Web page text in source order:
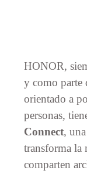
HONOR,
y como parte
orientado a
personas,
Connect,
transforma la
comparten